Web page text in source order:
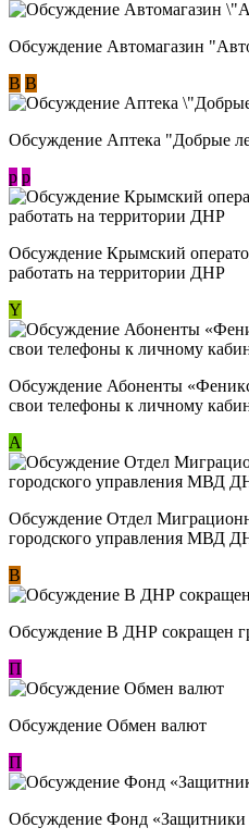
Обсуждение Автомагазин
В В
Обсуждение Аптека "Добрые
p p
Обсуждение Крымский
работать на территории ДНР
Y
Обсуждение ​Абоненты
свои телефоны к личному
А
Обсуждение Отдел
городского управления МВД
В
Обсуждение В ДНР сокращен
П
Обсуждение Обмен валют
П
Обсуждение Фонд «Защитники